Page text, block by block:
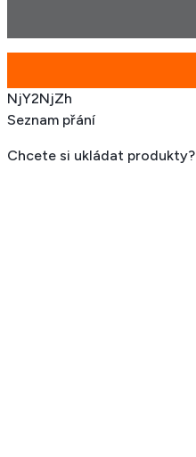
NjY2NjZh
Seznam přání
Chcete si ukládat produkty?